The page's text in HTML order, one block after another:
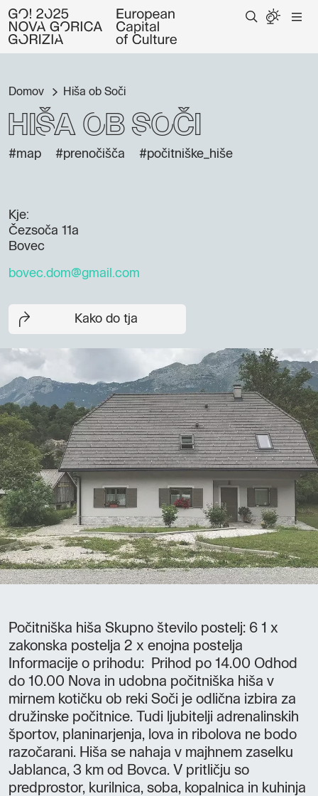
Domov Hiša ob Soči
Hiša ob Soči
#map #prenočišča #počitniške_hiše
Kje:
Čezsoča 11a
Bovec
bovec.dom@gmail.com
Kako do tja
Počitniška hiša Skupno število postelj: 6 1 x
zakonska postelja 2 x enojna postelja
Informacije o prihodu: Prihod po 14.00 Odhod
do 10.00 Nova in udobna počitniška hiša v
mirnem kotičku ob reki Soči je odlična izbira za
družinske počitnice. Tudi ljubitelji adrenalinskih
športov, planinarjenja, lova in ribolova ne bodo
razočarani. Hiša se nahaja v majhnem zaselku
Jablanca, 3 km od Bovca. V pritličju so
predprostor, kurilnica, soba, kopalnica in kuhinja